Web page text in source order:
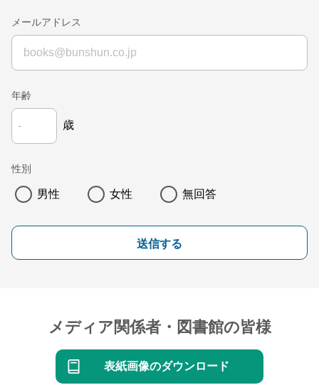
メールアドレス
年齢
歳
性別
男性 女性 無回答
送信する
メディア関係者・図書館の皆様
表紙画像のダウンロード